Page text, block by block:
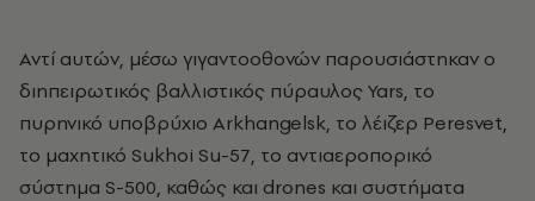
Αντί αυτών, μέσω γιγαντοοθονών παρουσιάστηκαν ο
διηπειρωτικός βαλλιστικός πύραυλος Yars, το
πυρηνικό υποβρύχιο Arkhangelsk, το λέιζερ Peresvet,
το μαχητικό Sukhoi Su-57, το αντιαεροπορικό
σύστημα S-500, καθώς και drones και συστήματα